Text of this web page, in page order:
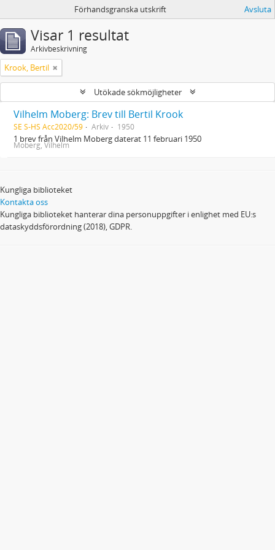
Förhandsgranska utskrift Avsluta
Visar 1 resultat
Arkivbeskrivning
Krook, Bertil
Utökade sökmöjligheter
Vilhelm Moberg: Brev till Bertil Krook
SE S-HS Acc2020/59 Arkiv 1950
1 brev från Vilhelm Moberg daterat 11 februari 1950
Moberg, Vilhelm
Kungliga biblioteket
Kontakta oss
Kungliga biblioteket hanterar dina personuppgifter i enlighet med EU:s
dataskyddsförordning (2018), GDPR.